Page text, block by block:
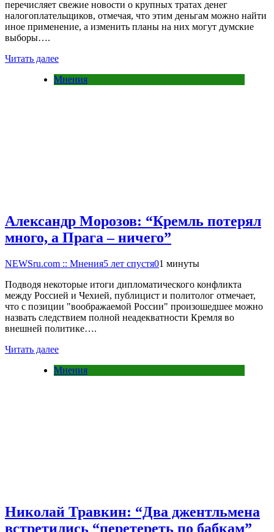
перечисляет свежие новости о крупных тратах денег
налогоплательщиков, отмечая, что этим деньгам можно найти
иное применение, а изменить планы на них могут думские
выборы….
Читать далее
Мнения
Александр Морозов: “Кремль потерял
много, а Прага – ничего”
NEWSru.com :: Мнения5 лет спустя01 минуты
Подводя некоторые итоги дипломатического конфликта
между Россией и Чехией, публицист и политолог отмечает,
что с позиции "воображаемой России" произошедшее можно
назвать следствием полной неадекватности Кремля во
внешней политике….
Читать далее
Мнения
Николай Травкин: “Два джентльмена
встретились “перетереть по бабкам”